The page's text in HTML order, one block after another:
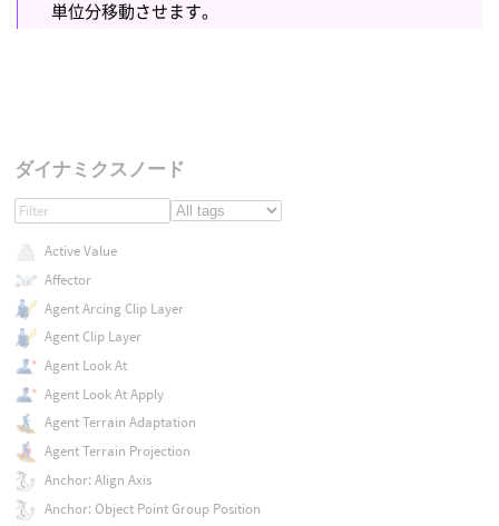
単位分移動させます。
ダイナミクスノード
Active Value
Affector
Agent Arcing Clip Layer
Agent Clip Layer
Agent Look At
Agent Look At Apply
Agent Terrain Adaptation
Agent Terrain Projection
Anchor: Align Axis
Anchor: Object Point Group Position